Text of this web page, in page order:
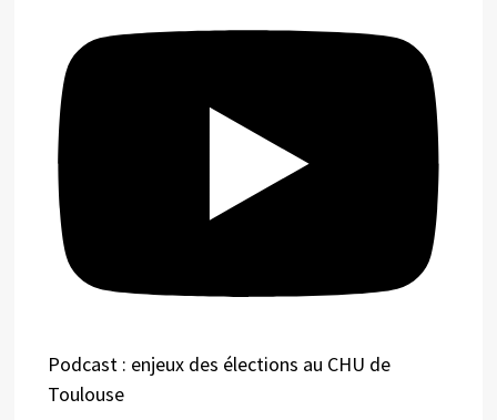
Podcast : enjeux des élections au CHU de
Toulouse